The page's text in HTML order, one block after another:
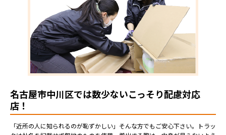
名古屋市中川区では数少ないこっそり配慮対応
店！
「近所の人に知られるのが恥ずかしい」そんな方でもご安心下さい。トラッ